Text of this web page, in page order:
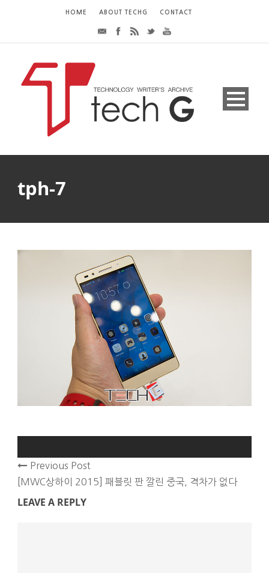
HOME ABOUT TECHG CONTACT
tph-7
Previous Post
[MWC상하이 2015] 패블릿 판 깔린 중국, 격차가 없다
LEAVE A REPLY